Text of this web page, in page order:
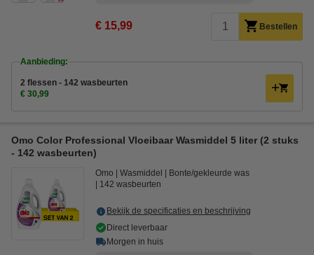
€ 15,99 Bestellen
Aanbieding:
2 flessen - 142 wasbeurten
€ 30,99
Omo Color Professional Vloeibaar Wasmiddel 5 liter (2 stuks
- 142 wasbeurten)
Omo Wasmiddel
Bonte/gekleurde was
142 wasbeurten
Bekijk de specificaties en beschrijving
Direct leverbaar
Morgen in huis